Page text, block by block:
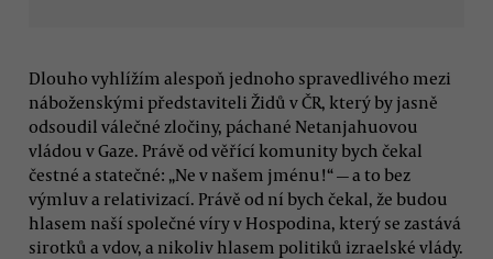
Dlouho vyhlížím alespoň jednoho spravedlivého mezi
náboženskými představiteli Židů v ČR, který by jasně
odsoudil válečné zločiny, páchané Netanjahuovou
vládou v Gaze. Právě od věřící komunity bych čekal
čestné a statečné: „Ne v našem jménu!“ — a to bez
výmluv a relativizací. Právě od ní bych čekal, že budou
hlasem naší společné víry v Hospodina, který se zastává
sirotků a vdov, a nikoliv hlasem politiků izraelské vlády.